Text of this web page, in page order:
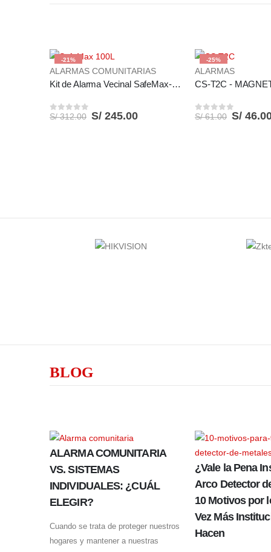
-21%
ALARMAS COMUNITARIAS
Kit de Alarma Vecinal SafeMax-100L
0out of 5
S/312.00 S/ 245.00
-25%
ALARMAS
0out of 5
S/61.00 S/
BLOG
ALARMA COMUNITARIA
VS. SISTEMAS
INDIVIDUALES: ¿CUÁL
ELEGIR?
Cuando se trata de proteger nuestros
hogares y mantener a nuestras
¿Vale la Pena
Arco Detector
10 Motivos por
Vez Más
Hacen